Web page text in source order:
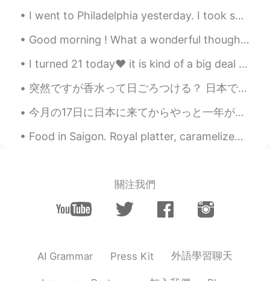
偶然、近く
Night Clubのエリアもあ
るけど、音楽は全然聞こえない。
bb 2020.09.22 11:03
JP EN
I went to Philadelphia yesterday. I took some photos with my phone and also had to include this a...
Good morning ! What a wonderful thought is that some of our best days haven’t happened yet. So d...
I turned 21 today❤ it is kind of a big deal for a premature baby with health conditions like me❤🍾...
突然ですが香水って日ごろつける？ 日本でどんな香水は人気？ とにかく、この香水ブランドを紹介したい！ ペンハリガンって知ってる？ ペンハリガンはイギリスで1870年に創設した このブランドは王室...
今月の17日に日本に来てからやっと一年が経つ。来た時の自分と今の自分は全然違って、それをお祝いしたい笑 18日は土曜日で、前は仕事があるって決めたけど、今はそれがなくなって、土曜日にずっとお祝い...
Food in Saigon. Royal platter, caramelized pork (thit kho tieu?) together with Vietnamese rice an...
關注我們
AI Grammar Press Kit 外語學習聊天